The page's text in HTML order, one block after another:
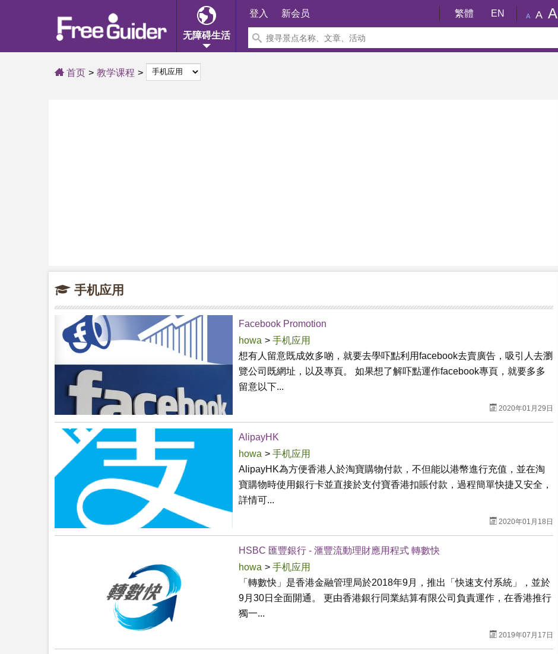
无障碍生活
登入 新会员 繁體 EN A A A
首页 教学课程
手机应用
Facebook Promotion
howa > 手机应用
想有人留意既成效多啲，就要去學吓點利用facebook去賣廣告，吸引人去瀏
覽公司既網址，以及專頁。 如果想了解吓點運作facebook專頁，就要多多
留意以下...
2020年01月29日
AlipayHK
howa > 手机应用
AlipayHK為方便香港人於淘寶購物付款，不但能以港幣進行充值，並在淘
寶購物時使用銀行卡並直接於支付寶香港扣賬付款，過程簡單快捷又安全，
詳情可...
2020年01月18日
HSBC 匯豐銀行 - 滙豐流動理財應用程式 轉數快
howa > 手机应用
「轉數快」是香港金融管理局於2018年9月，推出「快速支付系統」，並於
9月30日全面開通。 更由香港銀行同業結算有限公司負責運作，在香港推行
獨一...
2019年07月17日